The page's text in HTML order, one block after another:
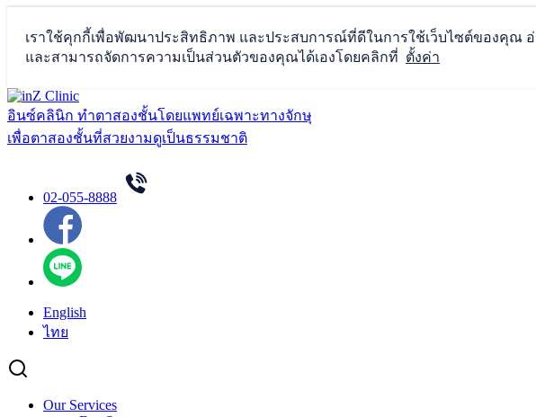
Skip
to
content
อินซ์คลินิก ทำตาสองชั้นโดยแพทย์เฉพาะทางจักษุ
เพื่อตาสองชั้นที่สวยงามดูเป็นธรรมชาติ
02-055-8888
English
ไทย
Our Services